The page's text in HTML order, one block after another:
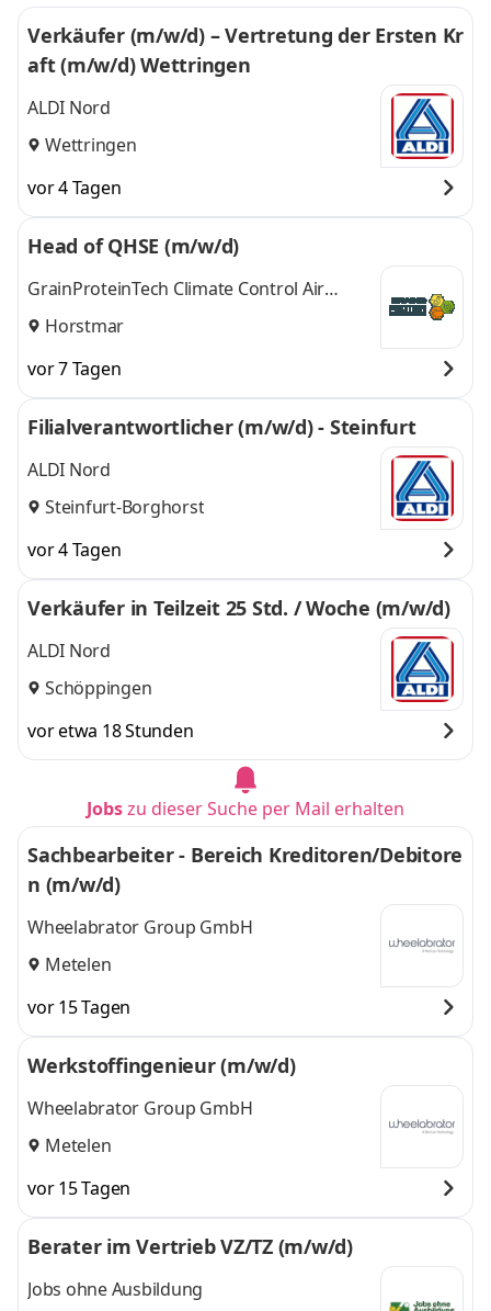
Verkäufer (m/w/d) – Vertretung der Ersten Kr
aft (m/w/d) Wettringen
ALDI Nord
Wettringen
vor 4 Tagen
Head of QHSE (m/w/d)
GrainProteinTech Climate Control Air
Treatment Germany GmbH
Horstmar
vor 7 Tagen
Filialverantwortlicher (m/w/d) - Steinfurt
ALDI Nord
Steinfurt-Borghorst
vor 4 Tagen
Verkäufer in Teilzeit 25 Std. / Woche (m/w/d)
ALDI Nord
Schöppingen
vor etwa 18 Stunden
Jobszu dieser Suche per Mail erhalten
Sachbearbeiter - Bereich Kreditoren/Debitore
n (m/w/d)
Wheelabrator Group GmbH
Metelen
vor 15 Tagen
Werkstoffingenieur (m/w/d)
Wheelabrator Group GmbH
Metelen
vor 15 Tagen
Berater im Vertrieb VZ/TZ (m/w/d)
Jobs ohne Ausbildung